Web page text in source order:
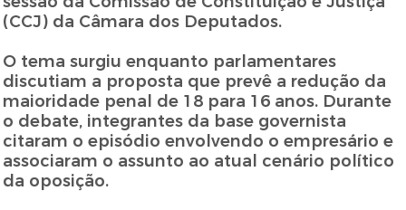
(CCJ) da Câmara dos Deputados.
O tema surgiu enquanto parlamentares
discutiam a proposta que prevê a redução da
maioridade penal de 18 para 16 anos. Durante
o debate, integrantes da base governista
citaram o episódio envolvendo o empresário e
associaram o assunto ao atual cenário político
da oposição.